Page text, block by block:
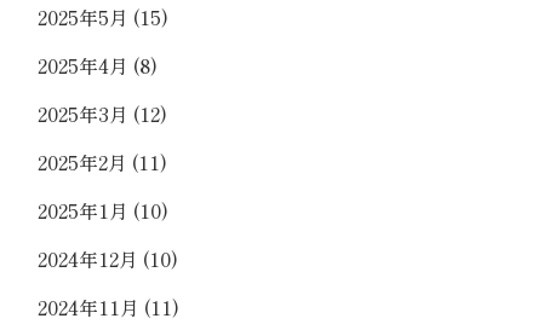
2025年5月 (15)
2025年4月 (8)
2025年3月 (12)
2025年2月 (11)
2025年1月 (10)
2024年12月 (10)
2024年11月 (11)